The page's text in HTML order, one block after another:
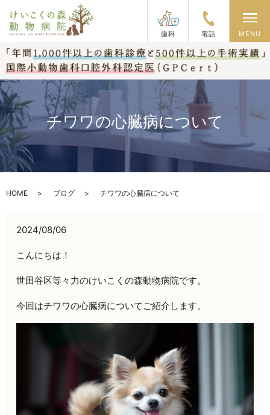
歯科 電話
メ
MENU
チワワの心臓病について
HOME ブログ チワワの心臓病について
2024/08/06
こんにちは！
世田谷区等々力のけいこくの森動物病院です。
今回はチワワの心臓病についてご紹介します。